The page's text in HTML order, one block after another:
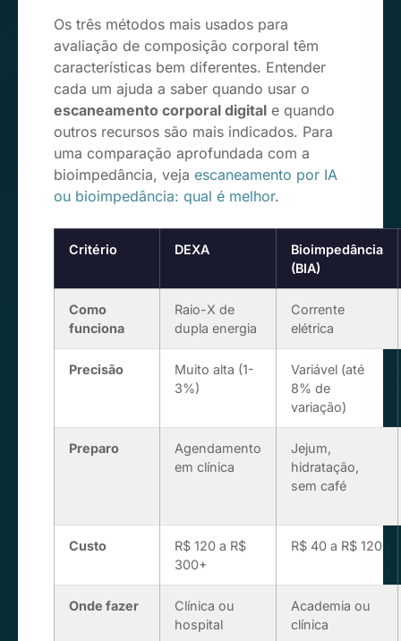
Os três métodos mais usados para
avaliação de composição corporal têm
características bem diferentes. Entender
cada um ajuda a saber quando usar o
escaneamento corporal digital e quando
outros recursos são mais indicados. Para
uma comparação aprofundada com a
bioimpedância, veja escaneamento por IA
ou bioimpedância: qual é melhor.
Critério DEXA
Bioimpedância
(BIA)
Como
funciona
Raio-X de
dupla energia
Corrente
elétrica
Precisão
Muito alta (1-
3%)
Variável (até
8% de
variação)
Preparo
Agendamento
em clínica
Jejum,
hidratação,
sem café
Custo
R$ 120 a R$
300+
R$ 40 a R$ 120
Onde fazer
Clínica ou
hospital
Academia ou
clínica